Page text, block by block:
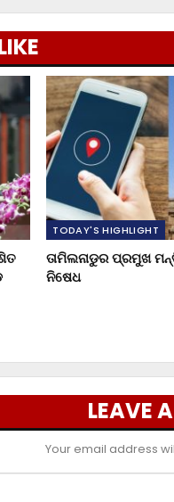
TODAY'S HIGHLIGHT
ତାମିଲନାଡୁର ପ୍ରମୁଖ
ନିଷେଧ
LEAVE
Your email address